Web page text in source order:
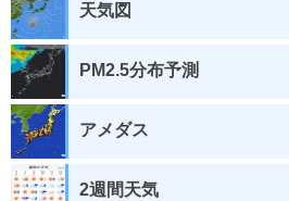
天気図
PM2.5分布予測
アメダス
2週間天気